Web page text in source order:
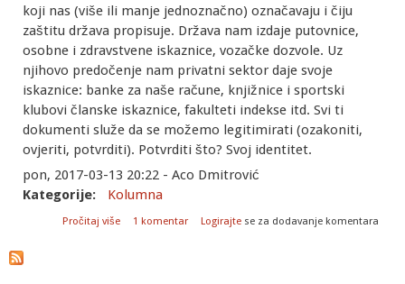
koji nas (više ili manje jednoznačno) označavaju i čiju
zaštitu država propisuje. Država nam izdaje putovnice,
osobne i zdravstvene iskaznice, vozačke dozvole. Uz
njihovo predočenje nam privatni sektor daje svoje
iskaznice: banke za naše račune, knjižnice i sportski
klubovi članske iskaznice, fakulteti indekse itd. Svi ti
dokumenti služe da se možemo legitimirati (ozakoniti,
ovjeriti, potvrditi). Potvrditi što? Svoj identitet.
pon, 2017-03-13 20:22 - Aco Dmitrović
Kategorije:
Kolumna
Pročitaj više o Isto i isto
1 komentar Logirajte se za dodavanje komentara